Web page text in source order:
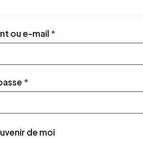
ou e-mail *Obligatoire
*Obligatoire
de moi